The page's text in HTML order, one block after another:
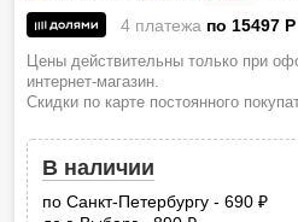
4 платежа по 15497 P
Цены действительны только при
интернет-магазин.
Скидки по карте постоянного
В наличии
по Санкт-Петербургу - 690